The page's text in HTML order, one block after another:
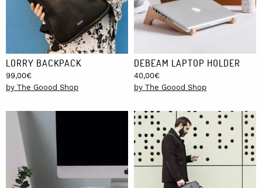
LORRY BACKPACK
99,00€
by The Goood Shop
DEBEAM LAPTOP HOLDER
40,00€
by The Goood Shop